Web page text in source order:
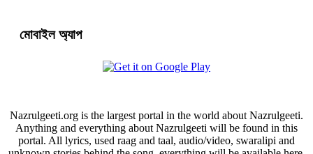
মোবাইল অ্যাপ
Nazrulgeeti.org is the largest portal in the world about Nazrulgeeti.
Anything and everything about Nazrulgeeti will be found in this
portal. All lyrics, used raag and taal, audio/video, swaralipi and